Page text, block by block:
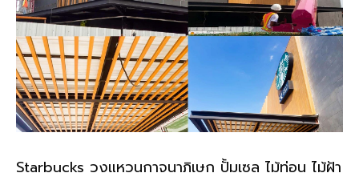
Starbucks วงแหวนกาจนาภิเษก ปั้มเซล ไม้ท่อน ไม้ฝ้า